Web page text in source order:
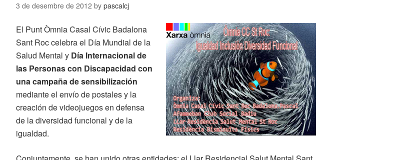
3 de desembre de 2012 by pascalcj
El Punt Òmnia Casal Cívic Badalona
Sant Roc celebra el Día Mundial de la
Salud Mental y Día Internacional de
las Personas con Discapacidad con
una campaña de sensibilización
mediante el envío de postales y la
creación de videojuegos en defensa
de la diversidad funcional y de la
igualdad.